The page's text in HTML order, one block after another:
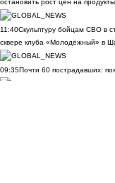
остановить рост цен на продукты
11:40Скульптуру бойцам СВО в
сквере клуба «Молодёжный» в
09:35Почти 60 пострадавших: